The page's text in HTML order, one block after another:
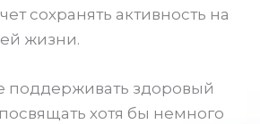
сохранять активность на
жизни.
поддерживать здоровый
хотя бы немного